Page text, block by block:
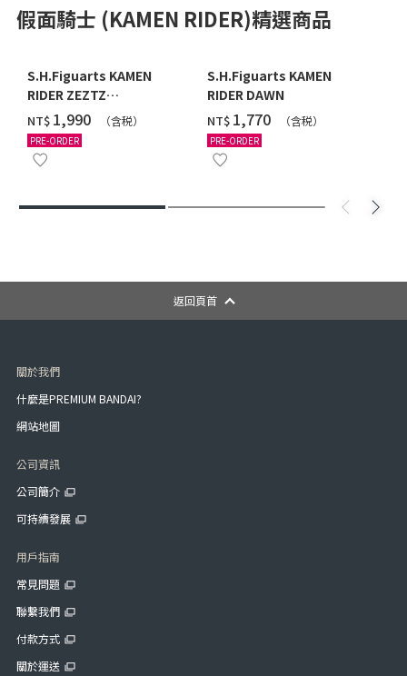
假面騎士 (KAMEN RIDER)精選商品
S.H.Figuarts KAMEN
RIDER ZEZTZ
CATASTROM
NT$ ‌1,990 （含税）
PRE-ORDER
S.H.Figuarts KAMEN
RIDER DAWN
NT$ ‌1,770 （含税）
PRE-ORDER
返回頁首
關於我們
什麼是PREMIUM BANDAI?
網站地圖
公司資訊
公司簡介
可持續發展
用戶指南
常見問題
聯繫我們
付款方式
關於運送